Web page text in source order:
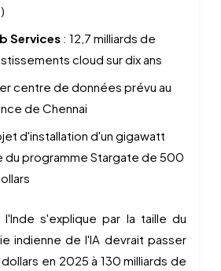
Services : 12,7 milliards de
cloud sur dix ans
centre de données prévu au
de Chennai
d'installation d'un gigawatt
du programme Stargate de 500
s'explique par la taille du
indienne de l'IA devrait passer
en 2025 à 130 milliards de